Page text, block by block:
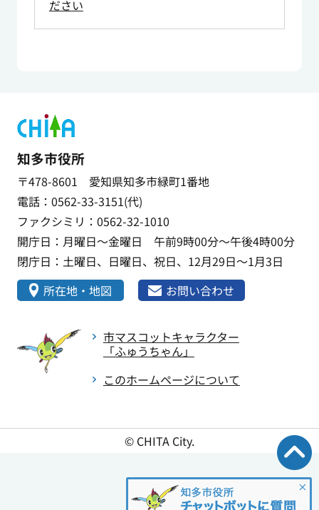
ださい
知多市役所
〒478-8601 愛知県知多市緑町1番地
電話：0562-33-3151(代)
ファクシミリ：0562-32-1010
開庁日：月曜日～金曜日 午前9時00分～午後4時00分
閉庁日：土曜日、日曜日、祝日、12月29日～1月3日
所在地・地図
お問い合わせ
市マスコットキャラクター
「ふゅうちゃん」
このホームページについて
© CHITA City.